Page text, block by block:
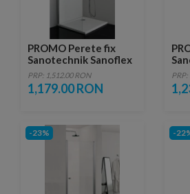
PROMO Perete fix
Sanotechnik Sanoflex
MF110
PRP: 1,512.00 RON
1,179.00 RON
PRP:
-23% -